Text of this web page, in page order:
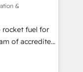
and ISO
standard •
built on
touch (𝘸𝘦'𝘳𝘦
&
rocket fuel for
business